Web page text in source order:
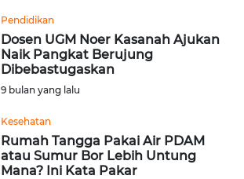
Pendidikan
Dosen UGM Noer Kasanah Ajukan
Naik Pangkat Berujung
Dibebastugaskan
9 bulan yang lalu
Kesehatan
Rumah Tangga Pakai Air PDAM
atau Sumur Bor Lebih Untung
Mana? Ini Kata Pakar